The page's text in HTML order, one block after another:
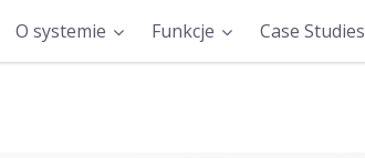
O systemie Funkcje Case Studies